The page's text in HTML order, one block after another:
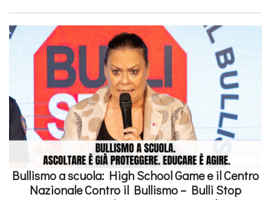
Bullismo a scuola: High School Game e il Centro
Nazionale Contro il Bullismo – Bulli Stop